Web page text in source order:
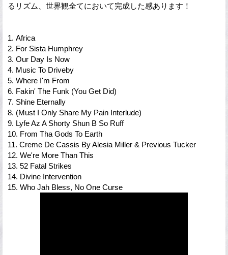
るリズム、世界観全てにおいて完成した感あります！
1. Africa
2. For Sista Humphrey
3. Our Day Is Now
4. Music To Driveby
5. Where I'm From
6. Fakin' The Funk (You Get Did)
7. Shine Eternally
8. (Must I Only Share My Pain Interlude)
9. Lyfe Az A Shorty Shun B So Ruff
10. From Tha Gods To Earth
11. Creme De Cassis By Alesia Miller & Previous Tucker
12. We're More Than This
13. 52 Fatal Strikes
14. Divine Intervention
15. Who Jah Bless, No One Curse